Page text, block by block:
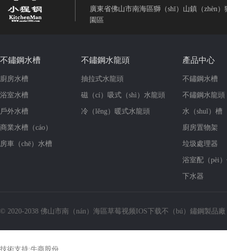
廣東省佛山市南海區獅（shī）山鎮（zhèn）
園區
不鏽鋼水槽
廚房水槽
浴室水槽
戶外水槽
商業水槽（cáo）
房車（chē）水槽
不鏽鋼水龍頭
抽拉式水龍頭
磁（cí）吸式（shì）水龍頭
冷（lěng）暖式水龍頭
產品中心
不鏽鋼水槽
不鏽鋼水龍頭
水（shuǐ）槽
廚房置物架
垃圾處理器
浴室配（pèi
下水器
© 2020-2038 佛山市南（nán）海區草莓视频IOS下载不（bú）鏽鋼製品廠
技術支持:牛商股份